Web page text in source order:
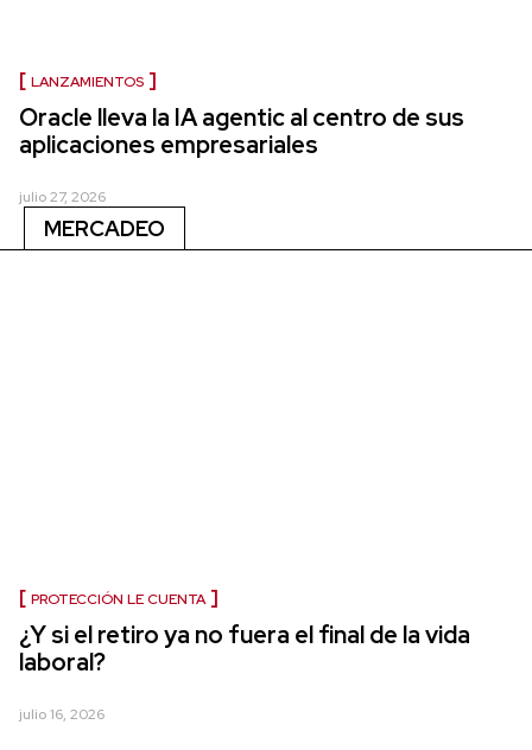
LANZAMIENTOS
Oracle lleva la IA agentic al centro de sus
aplicaciones empresariales
julio 27, 2026
MERCADEO
PROTECCIÓN LE CUENTA
¿Y si el retiro ya no fuera el final de la vida
laboral?
julio 16, 2026